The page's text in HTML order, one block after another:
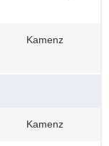
Kamenz
Kamenz